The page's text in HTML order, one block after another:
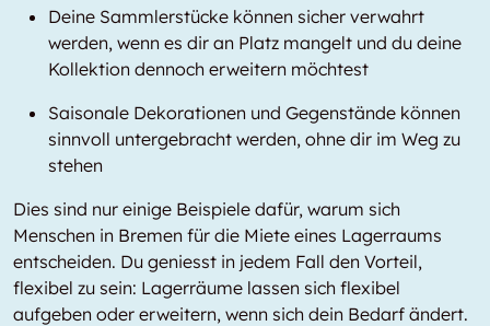
Deine Sammlerstücke können sicher verwahrt
werden, wenn es dir an Platz mangelt und du deine
Kollektion dennoch erweitern möchtest
Saisonale Dekorationen und Gegenstände können
sinnvoll untergebracht werden, ohne dir im Weg zu
stehen
Dies sind nur einige Beispiele dafür, warum sich
Menschen in Bremen für die Miete eines Lagerraums
entscheiden. Du geniesst in jedem Fall den Vorteil,
flexibel zu sein: Lagerräume lassen sich flexibel
aufgeben oder erweitern, wenn sich dein Bedarf ändert.